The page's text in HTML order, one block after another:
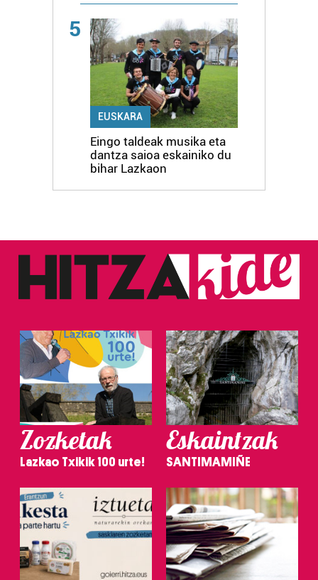
5
EUSKARA
Eingo taldeak musika eta
dantza saioa eskainiko du
bihar Lazkaon
Zozketak
Lazkao Txikik 100 urte!
Eskaintzak
SANTIMAMIÑE